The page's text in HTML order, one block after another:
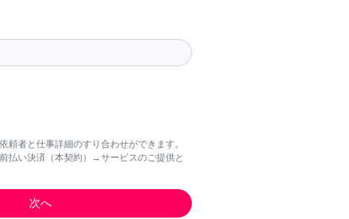
頼者と仕事詳細のすり合わせができます。
払い決済（本契約）→サービスのご提供と